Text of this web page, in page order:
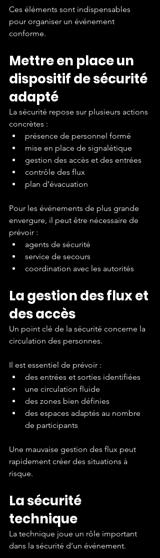
Ces éléments sont indispensables
pour organiser un événement
conforme.
Mettre en place un
dispositif de sécurité
adapté
La sécurité repose sur plusieurs actions
concrètes :
présence de personnel formé
mise en place de signalétique
gestion des accès et des entrées
contrôle des flux
plan d’évacuation
Pour les événements de plus grande
envergure, il peut être nécessaire de
prévoir :
agents de sécurité
service de secours
coordination avec les autorités
La gestion des flux et
des accès
Un point clé de la sécurité concerne la
circulation des personnes.
Il est essentiel de prévoir :
des entrées et sorties identifiées
une circulation fluide
des zones bien définies
des espaces adaptés au nombre
de participants
Une mauvaise gestion des flux peut
rapidement créer des situations à
risque.
La sécurité
technique
La technique joue un rôle important
dans la sécurité d’un événement.